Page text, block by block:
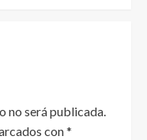
no será publicada.
con*